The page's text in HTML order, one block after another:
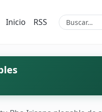
Inicio RSS